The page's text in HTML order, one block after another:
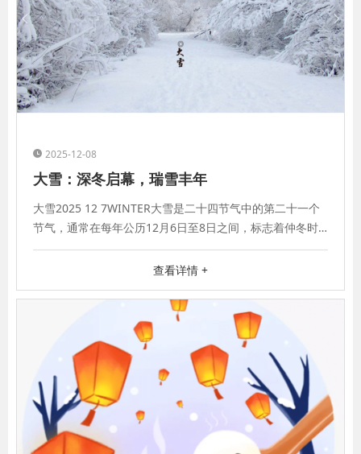
2025-12-08
大雪：深冬启幕，瑞雪丰年
大雪2025 12 7WINTER大雪是二十四节气中的第二十一个
节气，通常在每年公历12月6日至8日之间，标志着仲冬时
节正式开始。
查看详情 +